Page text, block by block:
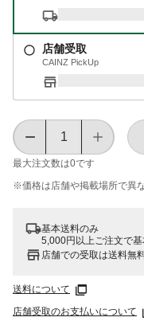
店舗受取
CAINZ PickUp
最大注文数は0です
※価格は​店舗や​掲載場所で​異
基本送料のみ
5,000円以上ご注文で
店舗での受取は送料無
送料について
店舗受取のお支払いについて